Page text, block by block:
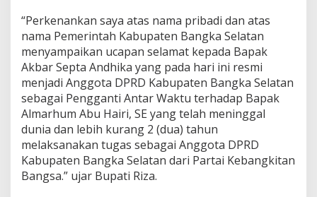
“Perkenankan saya atas nama pribadi dan atas
nama Pemerintah Kabupaten Bangka Selatan
menyampaikan ucapan selamat kepada Bapak
Akbar Septa Andhika yang pada hari ini resmi
menjadi Anggota DPRD Kabupaten Bangka Selatan
sebagai Pengganti Antar Waktu terhadap Bapak
Almarhum Abu Hairi, SE yang telah meninggal
dunia dan lebih kurang 2 (dua) tahun
melaksanakan tugas sebagai Anggota DPRD
Kabupaten Bangka Selatan dari Partai Kebangkitan
Bangsa.” ujar Bupati Riza.